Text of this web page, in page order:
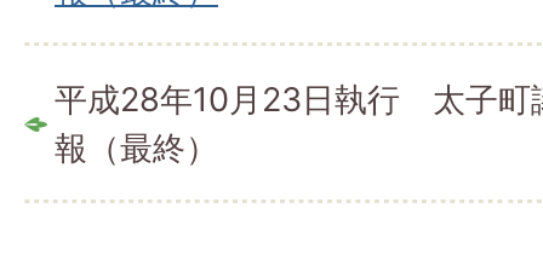
平成28年10月23日執行 太子
報（最終）